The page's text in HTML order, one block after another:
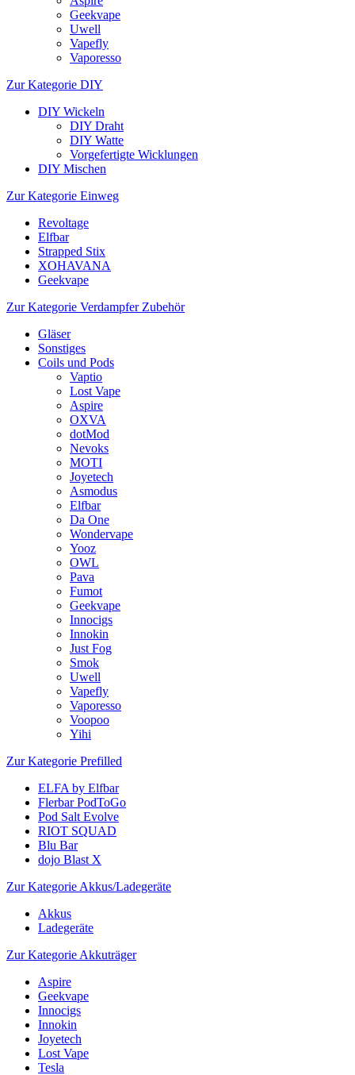
Geekvape
Uwell
Vapefly
Vaporesso
Zur Kategorie DIY
DIY Wickeln
DIY Draht
DIY Watte
Vorgefertigte Wicklungen
DIY Mischen
Zur Kategorie Einweg
Revoltage
Elfbar
Strapped Stix
XOHAVANA
Geekvape
Zur Kategorie Verdampfer Zubehör
Gläser
Sonstiges
Coils und Pods
Vaptio
Lost Vape
Aspire
OXVA
dotMod
Nevoks
MOTI
Joyetech
Asmodus
Elfbar
Da One
Wondervape
Yooz
OWL
Pava
Fumot
Geekvape
Innocigs
Innokin
Just Fog
Smok
Uwell
Vapefly
Vaporesso
Voopoo
Yihi
Zur Kategorie Prefilled
ELFA by Elfbar
Flerbar PodToGo
Pod Salt Evolve
RIOT SQUAD
Blu Bar
dojo Blast X
Zur Kategorie Akkus/Ladegeräte
Akkus
Ladegeräte
Zur Kategorie Akkuträger
Aspire
Geekvape
Innocigs
Innokin
Joyetech
Lost Vape
Tesla